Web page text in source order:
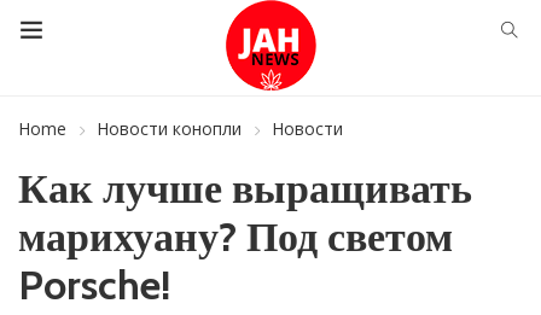
Home Новости конопли Новости
Как лучше выращивать
марихуану? Под светом
Porsche!